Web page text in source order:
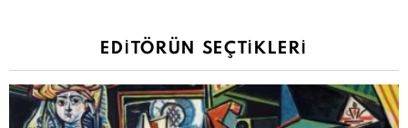
EDITÖRÜN SEÇTIKLERI